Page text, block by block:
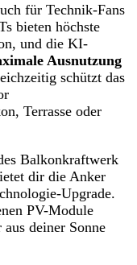
für Technik-Fans
bieten höchste
und die KI-
Ausnutzung
schützt das
Terrasse oder
Balkonkraftwerk
dir die Anker
Upgrade.
PV-Module
deiner Sonne